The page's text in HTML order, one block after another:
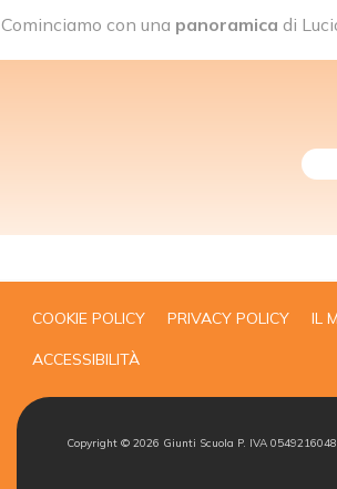
Cominciamo con una panoramica di
COOKIE POLICY PRIVACY POLICY IL
ACCESSIBILITÀ
Copyright © 2026 Giunti Scuola P. IVA